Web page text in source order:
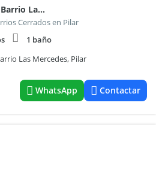
Departamento en Venta, Barrio Las Mercedes, Pilar 100
Cerrados en Pilar
1 baño
Las Mercedes, Pilar
WhatsApp Contactar